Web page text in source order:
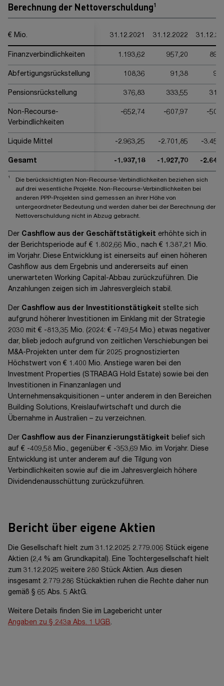
Berechnung der Nettoverschuldung1
€ Mio. 31.12.2021 31.12.2022
Finanzverbindlichkeiten 1.193,62 957,20
Abfertigungsrückstellung 108,36 91,38
Pensionsrückstellung 376,83 333,55
Non-Recourse-
Verbindlichkeiten
-652,74 -607,97 -
Liquide Mittel -2.963,25 -2.701,85 -
Gesamt -1.937,18 -1.927,70 -
1
Die berücksichtigten Non-Recourse-Verbindlichkeiten beziehen sich
auf drei wesentliche Projekte. Non-Recourse-Verbindlichkeiten bei
anderen PPP-Projekten sind gemessen an ihrer Höhe von
untergeordneter Bedeutung und werden daher bei der Berechnung der
Nettoverschuldung nicht in Abzug gebracht.
Der Cashflow aus der Geschäftstätigkeit erhöhte sich in
der Berichtsperiode auf € 1.802,66 Mio., nach € 1.387,21 Mio.
im Vorjahr. Diese Entwicklung ist einerseits auf einen höheren
Cashflow aus dem Ergebnis und andererseits auf einen
unerwarteten Working Capital-Abbau zurückzuführen. Die
Anzahlungen zeigen sich im Jahresvergleich stabil.
Der Cashflow aus der Investitionstätigkeit stellte sich
aufgrund höherer Investitionen im Einklang mit der Strategie
2030 mit € -813,35 Mio. (2024: € -749,54 Mio.) etwas negativer
dar, blieb jedoch aufgrund von zeitlichen Verschiebungen bei
M&A-Projekten unter dem für 2025 prognostizierten
Höchstwert von € 1.400 Mio. Anstiege waren bei den
Investment Properties (STRABAG Hold Estate) sowie bei den
Investitionen in Finanzanlagen und
Unternehmensakquisitionen – unter anderem in den Bereichen
Building Solutions, Kreislaufwirtschaft und durch die
Übernahme in Australien – zu verzeichnen.
Der Cashflow aus der Finanzierungstätigkeit belief sich
auf € -409,58 Mio., gegenüber € -353,69 Mio. im Vorjahr. Diese
Entwicklung ist unter anderem auf die Tilgung von
Verbindlichkeiten sowie auf die im Jahresvergleich höhere
Dividendenausschüttung zurückzuführen.
Bericht über eigene Aktien
Die Gesellschaft hielt zum 31.12.2025 2.779.006 Stück eigene
Aktien (2,4 % am Grundkapital). Eine Tochtergesellschaft hielt
zum 31.12.2025 weitere 280 Stück Aktien. Aus diesen
insgesamt 2.779.286 Stückaktien ruhen die Rechte daher nun
gemäß § 65 Abs. 5 AktG.
Weitere Details finden Sie im Lagebericht unter
Angaben zu § 243a Abs. 1 UGB.